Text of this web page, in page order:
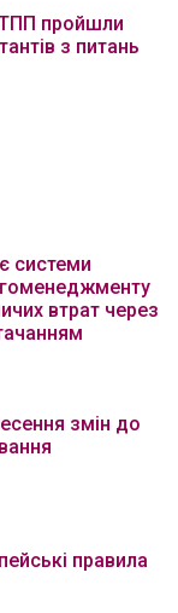
ТПП пройшли
з питань
системи
втрат через
змін до
правила